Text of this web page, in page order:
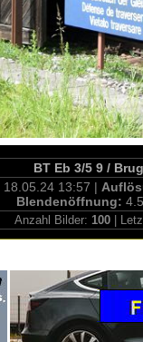
BT Eb 3/5 9 /
18.05.24 13:57 |
Blendenöffnung:
Anzahl Bilder: 100|